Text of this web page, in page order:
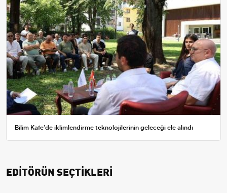
Bilim Kafe’de iklimlendirme teknolojilerinin geleceği ele alındı
EDİTÖRÜN SEÇTİKLERİ